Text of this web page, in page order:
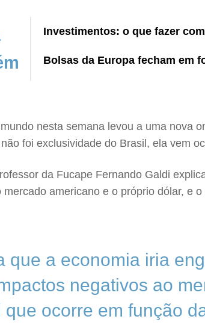
Investimentos: o que fazer
Bolsas da Europa fecham em
nesta semana levou a uma nova
foi exclusividade do Brasil, ela vem
da Fucape Fernando Galdi
americano e o próprio dólar, e o
que a economia iria
negativos ao
que ocorre em função